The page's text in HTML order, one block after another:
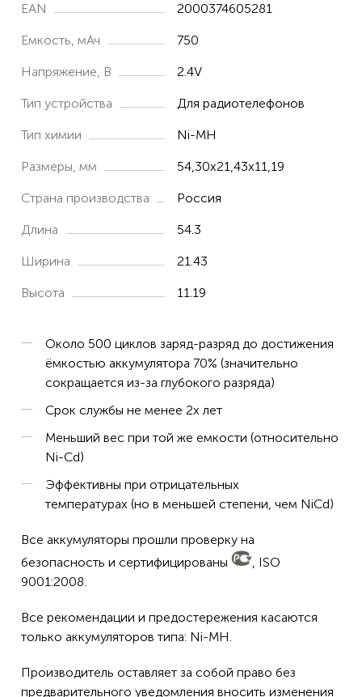
KX2622
KX-2622
KX2632
KX-2632
KX-572
KX5766
KX5767
KX-5771
KX5776
KX5777
KX5779
KX-5779
KX6702
KX-6702
KX-FG2451,
EAN 2000374605281
Емкость, мАч 750
Напряжение, В 2.4V
Тип устройства Для радиотелефонов
Тип химии Ni-MH
Размеры, мм 54,30x21,43x11,19
Страна производства Россия
Длина 54.3
Ширина 21.43
Высота 11.19
Около 500 циклов заряд-разряд до достижения
ёмкостью аккумулятора 70% (значительно
сокращается из-за глубокого разряда)
Срок службы не менее 2х лет
Меньший вес при той же емкости (относительно
Ni-Cd)
Эффективны при отрицательных
температурах (но в меньшей степени, чем NiCd)
Все аккумуляторы прошли проверку на
безопасность и сертифицированы
, ISO
9001:2008.
Все рекомендации и предостережения касаются
только аккумуляторов типа: Ni-MH.
Производитель оставляет за собой право без
предварительного уведомления вносить изменения